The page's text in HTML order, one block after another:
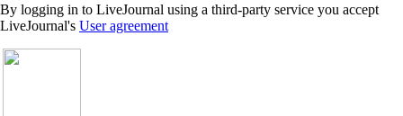
By logging in to LiveJournal using a third-party service you accept
LiveJournal's User agreement